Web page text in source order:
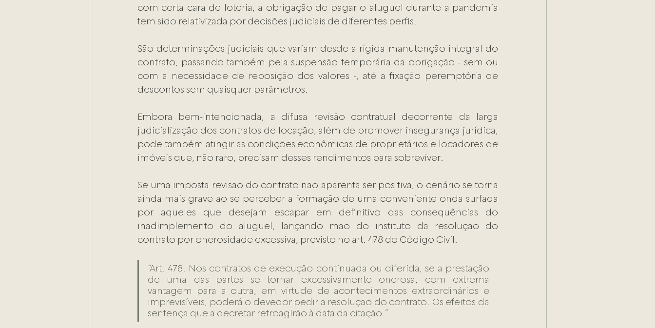
com certa cara de loteria, a obrigação de pagar o aluguel durante a pandemia
tem sido relativizada por decisões judiciais de diferentes perfis.
São determinações judiciais que variam desde a rígida manutenção integral do
contrato, passando também pela suspensão temporária da obrigação - sem ou
com a necessidade de reposição dos valores -, até a fixação peremptória de
descontos sem quaisquer parâmetros.
Embora bem-intencionada, a difusa revisão contratual decorrente da larga
judicialização dos contratos de locação, além de promover insegurança jurídica,
pode também atingir as condições econômicas de proprietários e locadores de
imóveis que, não raro, precisam desses rendimentos para sobreviver.
Se uma imposta revisão do contrato não aparenta ser positiva, o cenário se torna
ainda mais grave ao se perceber a formação de uma conveniente onda surfada
por aqueles que desejam escapar em definitivo das consequências do
inadimplemento do aluguel, lançando mão do instituto da resolução do
contrato por onerosidade excessiva, previsto no art. 478 do Código Civil:
“Art. 478. Nos contratos de execução continuada ou diferida, se a prestação
de uma das partes se tornar excessivamente onerosa, com extrema
vantagem para a outra, em virtude de acontecimentos extraordinários e
imprevisíveis, poderá o devedor pedir a resolução do contrato. Os efeitos da
sentença que a decretar retroagirão à data da citação.”